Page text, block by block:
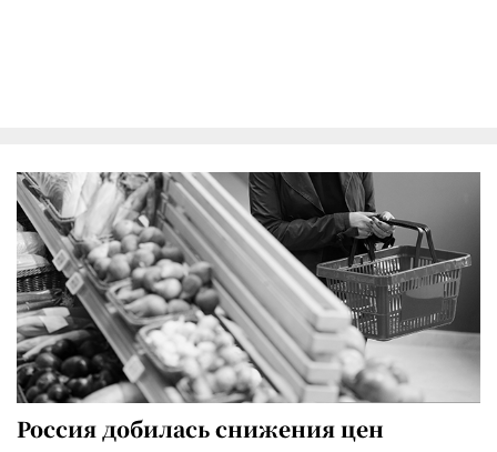
Россия добилась снижения цен